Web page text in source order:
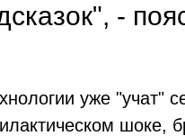
-
уже "учат"
шоке,